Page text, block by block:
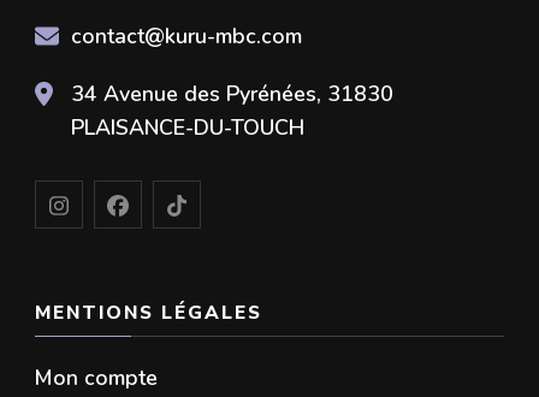
contact@kuru-mbc.com
34 Avenue des Pyrénées, 31830
PLAISANCE-DU-TOUCH
MENTIONS LÉGALES
Mon compte